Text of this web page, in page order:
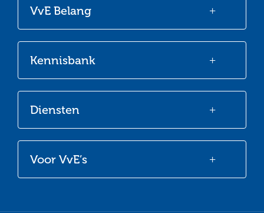
Voor VvE’s
Diensten
Kennisbank
VvE Belang
Facebook